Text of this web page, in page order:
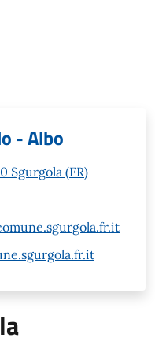
- Albo
Sgurgola (FR)